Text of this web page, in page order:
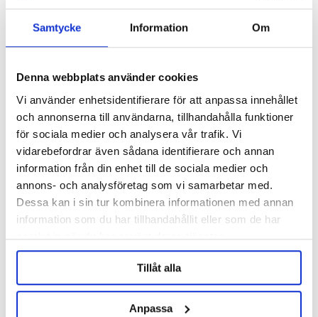
Samtycke Information Om
Denna webbplats använder cookies
Vi använder enhetsidentifierare för att anpassa innehållet
och annonserna till användarna, tillhandahålla funktioner
för sociala medier och analysera vår trafik. Vi
vidarebefordrar även sådana identifierare och annan
information från din enhet till de sociala medier och
annons- och analysföretag som vi samarbetar med.
Dessa kan i sin tur kombinera informationen med annan
information som du har tillhandahållit eller som de har
samlat in när du har använt deras tjänster.
Tillåt alla
Anpassa
Hopsteiner
Hallertau Blanc Pellets 2025
Hopsteiner
Hallertau Blanc Pellets 2025
100g
OTHERS ALSO BOUGHT
SAVE
SUMMER SALE